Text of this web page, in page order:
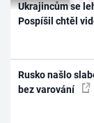
Ukrajincům se
Pospíšil chtěl
Rusko našlo
bez varování